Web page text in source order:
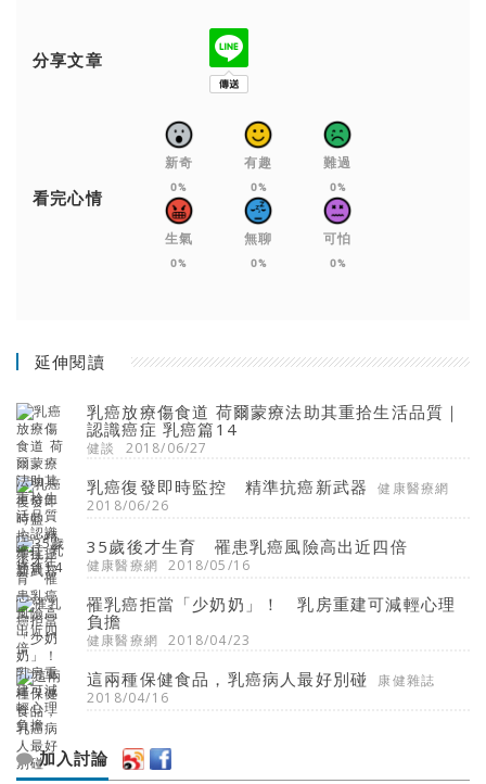
分享文章
看完心情
新奇
0%
有趣
0%
難過
0%
生氣
0%
無聊
0%
可怕
0%
延伸閱讀
乳癌放療傷食道 荷爾蒙療法助其重拾生活品質｜
認識癌症 乳癌篇14
健談 2018/06/27
乳癌復發即時監控 精準抗癌新武器
健康醫療網
2018/06/26
35歲後才生育 罹患乳癌風險高出近四倍
健康醫療網 2018/05/16
罹乳癌拒當「少奶奶」！ 乳房重建可減輕心理
負擔
健康醫療網 2018/04/23
這兩種保健食品，乳癌病人最好別碰
康健雜誌
2018/04/16
加入討論